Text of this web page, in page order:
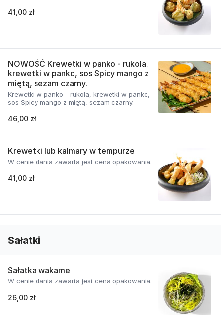
41,00 zł
NOWOŚĆ Krewetki w panko - rukola,
krewetki w panko, sos Spicy mango z
miętą, sezam czarny.
Krewetki w panko - rukola, krewetki w panko,
sos Spicy mango z miętą, sezam czarny.
46,00 zł
Krewetki lub kalmary w tempurze
W cenie dania zawarta jest cena opakowania.
41,00 zł
Sałatki
Sałatka wakame
W cenie dania zawarta jest cena opakowania.
26,00 zł